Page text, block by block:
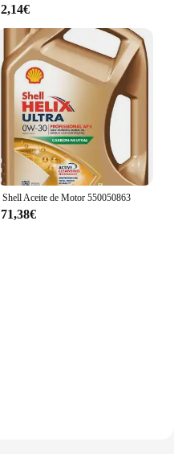
2,14€
Shell Aceite de Motor 550050863
71,38€